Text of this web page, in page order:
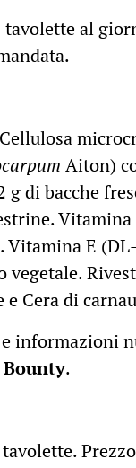
al
Aiton)
g di bacche
Vitamina E
vegetale.
Cera di
informazioni
Bounty.